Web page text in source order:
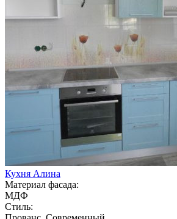
Кухня Алина
Материал фасада:
МДФ
Стиль: